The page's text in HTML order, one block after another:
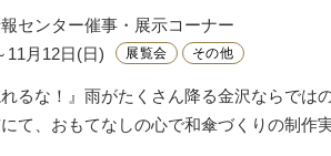
センター催事・展示コーナー
11月12日(日)
展覧会 その他
るな！』雨がたくさん降る金沢ならでは
て、おもてなしの心で和傘づくりの制作